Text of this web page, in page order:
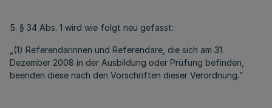
5. § 34 Abs. 1 wird wie folgt neu gefasst:
„(1) Referendarinnen und Referendare, die sich am 31.
Dezember 2008 in der Ausbildung oder Prüfung befinden,
beenden diese nach den Vorschriften dieser Verordnung.“